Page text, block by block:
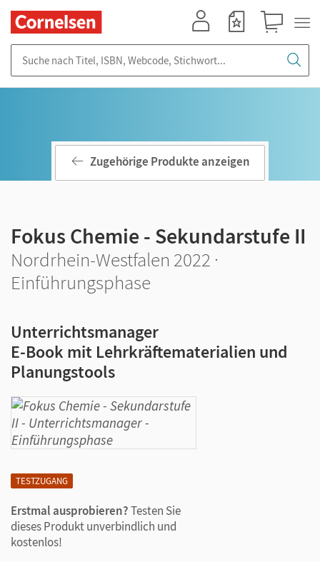
TESTZUGANG
Erstmal ausprobieren?Testen Sie
dieses Produkt unverbindlich und
kostenlos!
Zugehörige Produkte anzeigen
Fokus Chemie - Sekundarstufe II
Nordrhein-Westfalen 2022 ·
Einführungsphase
Unterrichtsmanager
E-Book mit Lehrkräftematerialien und
Planungstools